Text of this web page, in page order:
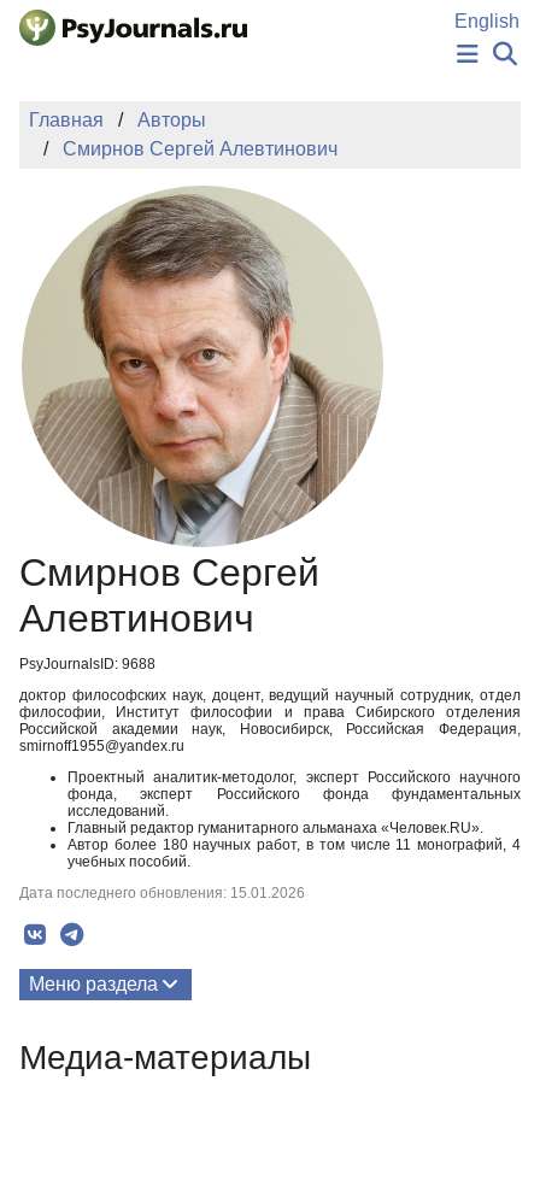
Перейти к основному содержанию
English
ИЗДАНИЯ
ПОДАТЬ РУКОПИСЬ
БАЗА ЗНАНИЙ
КЛЮЧЕВЫЕ СЛОВА
Регистрация
Главная
Авторы
Смирнов Сергей Алевтинович
Смирнов Сергей
Алевтинович
PsyJournalsID: 9688
доктор философских наук, доцент, ведущий научный сотрудник, отдел
философии, Институт философии и права Сибирского отделения
Российской академии наук, Новосибирск, Российская Федерация,
smirnoff1955@yandex.ru
Проектный аналитик-методолог, эксперт Российского научного
фонда, эксперт Российского фонда фундаментальных
исследований.
Главный редактор гуманитарного альманаха «Человек.RU».
Автор более 180 научных работ, в том числе 11 монографий, 4
учебных пособий.
Дата последнего обновления: 15.01.2026
Меню раздела
Биография
Медиа-материалы